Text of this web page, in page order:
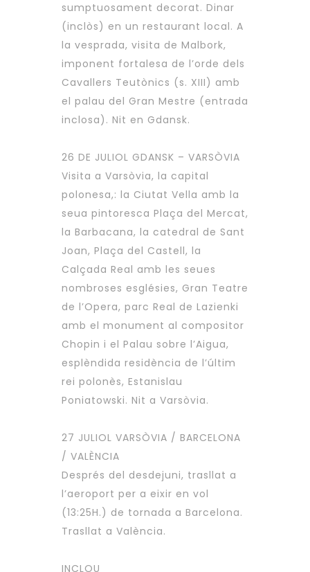
sumptuosament decorat. Dinar
(inclòs) en un restaurant local. A
la vesprada, visita de Malbork,
imponent fortalesa de l’orde dels
Cavallers Teutònics (s. XIII) amb
el palau del Gran Mestre (entrada
inclosa). Nit en Gdansk.
26 DE JULIOL GDANSK – VARSÒVIA
Visita a Varsòvia, la capital
polonesa,: la Ciutat Vella amb la
seua pintoresca Plaça del Mercat,
la Barbacana, la catedral de Sant
Joan, Plaça del Castell, la
Calçada Real amb les seues
nombroses esglésies, Gran Teatre
de l’Opera, parc Real de Lazienki
amb el monument al compositor
Chopin i el Palau sobre l’Aigua,
esplèndida residència de l’últim
rei polonès, Estanislau
Poniatowski. Nit a Varsòvia.
27 JULIOL VARSÒVIA / BARCELONA
/ VALÈNCIA
Després del desdejuni, trasllat a
l’aeroport per a eixir en vol
(13:25H.) de tornada a Barcelona.
Trasllat a València.
INCLOU